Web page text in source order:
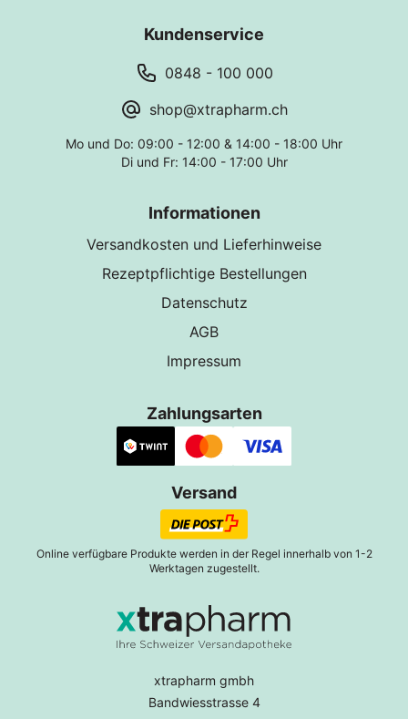
xtrapharm gmbh
Bandwiesstrasse 4
Kundenservice
0848 - 100 000
shop@xtrapharm.ch
Mo und Do: 09:00 - 12:00 & 14:00 - 18:00 Uhr
Di und Fr: 14:00 - 17:00 Uhr
Informationen
Versandkosten und Lieferhinweise
Rezeptpflichtige Bestellungen
Datenschutz
AGB
Impressum
Zahlungsarten
Versand
Online verfügbare Produkte werden in der Regel innerhalb von 1-2
Werktagen zugestellt.